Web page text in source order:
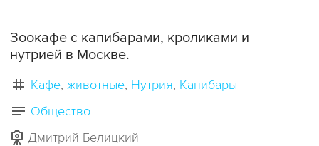
Зоокафе с капибарами, кроликами и
нутрией в Москве.
Кафе животные Нутрия Капибары
Общество
Дмитрий Белицкий